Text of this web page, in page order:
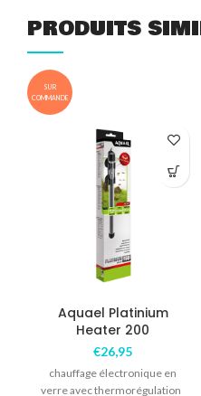
PRODUITS
SUR
COMMANDE
Aquael Platinium
Heater 200
€26,95
chauffage électronique en
verre avec thermorégulation